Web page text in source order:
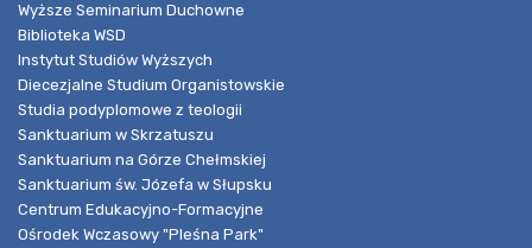
Wyższe Seminarium Duchowne
Biblioteka WSD
Instytut Studiów Wyższych
Diecezjalne Studium Organistowskie
Studia podyplomowe z teologii
Sanktuarium w Skrzatuszu
Sanktuarium na Górze Chełmskiej
Sanktuarium św. Józefa w Słupsku
Centrum Edukacyjno-Formacyjne
Ośrodek Wczasowy "Pleśna Park"